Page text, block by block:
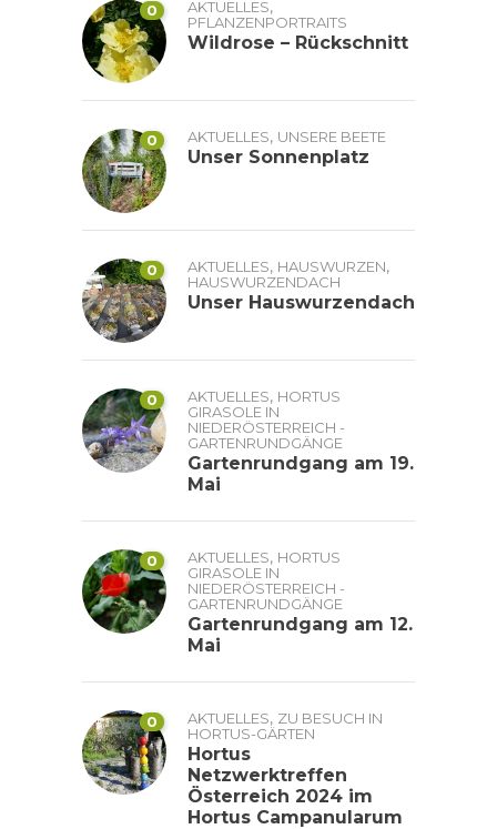
0 AKTUELLES,
PFLANZENPORTRAITS
Wildrose – Rückschnitt
0 AKTUELLES, UNSERE BEETE
Unser Sonnenplatz
0 AKTUELLES, HAUSWURZEN,
HAUSWURZENDACH
Unser Hauswurzendach
0 AKTUELLES, HORTUS
GIRASOLE IN
NIEDERÖSTERREICH -
GARTENRUNDGÄNGE
Gartenrundgang am 19.
Mai
0 AKTUELLES, HORTUS
GIRASOLE IN
NIEDERÖSTERREICH -
GARTENRUNDGÄNGE
Gartenrundgang am 12.
Mai
0 AKTUELLES, ZU BESUCH IN
HORTUS-GÄRTEN
Hortus
Netzwerktreffen
Österreich 2024 im
Hortus Campanularum